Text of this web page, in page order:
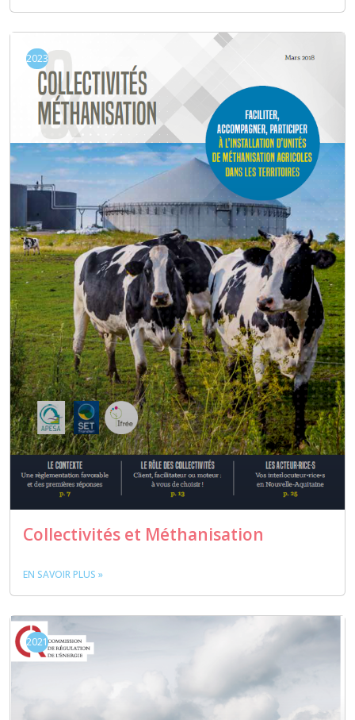
2023
Collectivités et Méthanisation
EN SAVOIR PLUS »
2021